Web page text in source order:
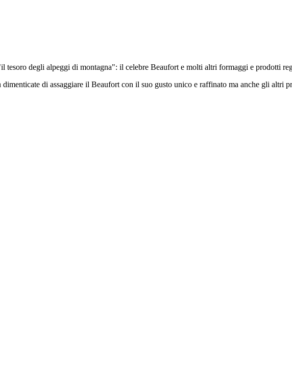
degli alpeggi di montagna": il celebre Beaufort e molti altri formaggi e prodotti
di assaggiare il Beaufort con il suo gusto unico e raffinato ma anche gli altri